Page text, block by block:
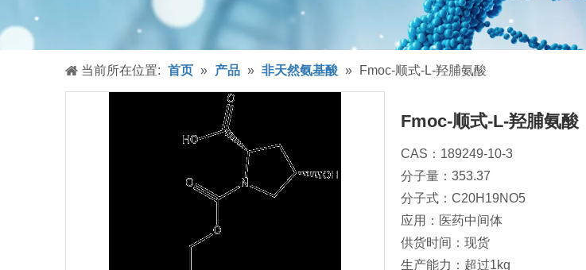
当前所在位置: 首页 » 产品 » 非天然氨基酸 » Fmoc-顺式-L-羟脯氨酸
Fmoc-顺式-L-羟脯氨酸
CAS：189249-10-3
分子量：353.37
分子式：C20H19NO5
应用：医药中间体
供货时间：现货
生产能力：超过1kg